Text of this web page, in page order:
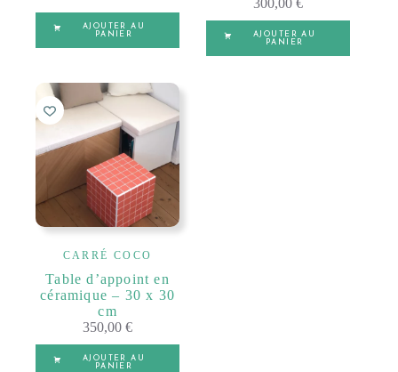
AJOUTER AU
PANIER
300,00€
AJOUTER AU
PANIER
CARRÉ COCO
Table d’appoint en
céramique – 30 x 30
cm
350,00€
AJOUTER AU
PANIER